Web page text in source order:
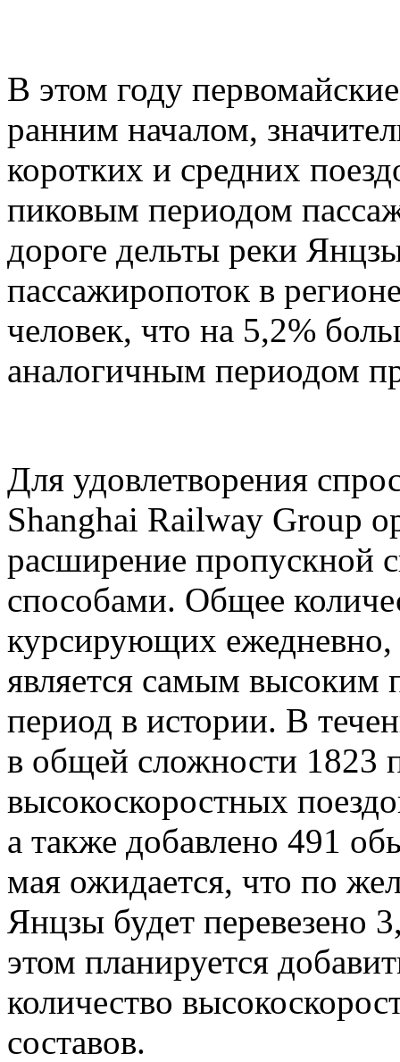
В этом году
ранним началом,
коротких и средних
пиковым периодом
дороге дельты реки
пассажиропоток в
человек, что на 5,2%
аналогичным периодом
Для удовлетворения
Shanghai Railway Group
расширение пропускной
способами. Общее
курсирующих ежедневно,
является самым высоким
период в истории. В
в общей сложности 1823
высокоскоростных
а также добавлено 491
мая ожидается, что по
Янцзы будет перевезено
этом планируется
количество
составов.